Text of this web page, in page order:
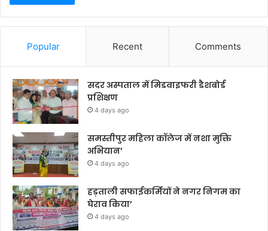
Popular Recent Comments
सदर अस्पताल में मिडवाइफरी डैशबोर्ड
प्रशिक्षण
4 days ago
समस्तीपुर महिला कॉलेज में नशा मुक्ति
अभियान’
4 days ago
हड़ताली सफाईकर्मियों ने नगर निगम का
घेराव किया’
4 days ago